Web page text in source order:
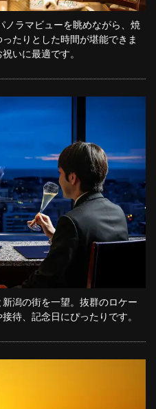
ノラマビューを眺めながら、焼
たりとした時間が堪能できま
いに最適です。
新潟の街を一望。抜群のロケー
待、記念日にぴったりです。